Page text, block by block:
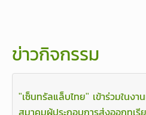
ข่าวกิจกรรม
"เซ็นทรัลแล็บไทย" เข้าร่วมในงา
สมาคมผู้ประกอบการส่งออกทุเ